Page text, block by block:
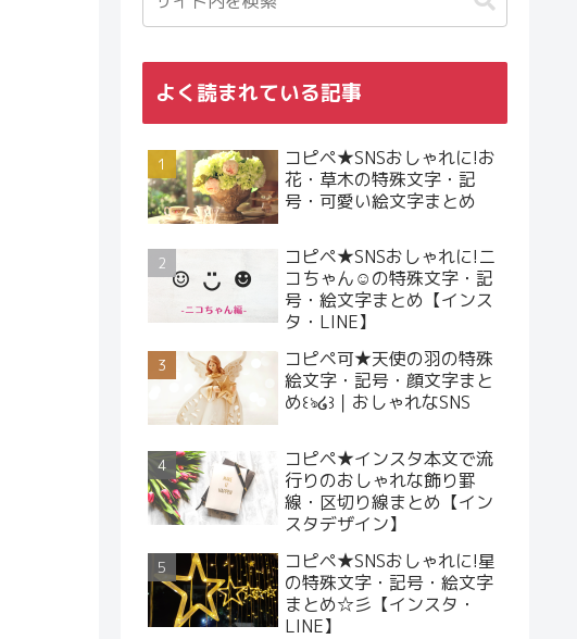
よく読まれている記事
コピペ★SNSおしゃれに!お
花・草木の特殊文字・記
号・可愛い絵文字まとめ
コピペ★SNSおしゃれに!ニ
コちゃん☺︎の特殊文字・記
号・絵文字まとめ【インス
タ・LINE】
コピペ可★天使の羽の特殊
絵文字・記号・顔文字まと
め꒰ঌ໒꒱｜おしゃれなSNS
コピペ★インスタ本文で流
行りのおしゃれな飾り罫
線・区切り線まとめ【イン
スタデザイン】
コピペ★SNSおしゃれに!星
の特殊文字・記号・絵文字
まとめ☆彡【インスタ・
LINE】